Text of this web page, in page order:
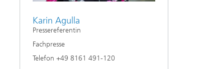
Karin Agulla
Pressereferentin
Fachpresse
Telefon +49 8161 491-120